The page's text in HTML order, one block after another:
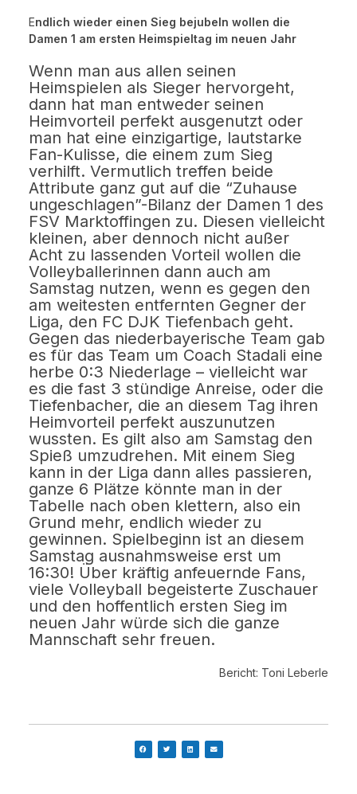
Endlich wieder einen Sieg bejubeln wollen die
Damen 1 am ersten Heimspieltag im neuen Jahr
Wenn man aus allen seinen
Heimspielen als Sieger hervorgeht,
dann hat man entweder seinen
Heimvorteil perfekt ausgenutzt oder
man hat eine einzigartige, lautstarke
Fan-Kulisse, die einem zum Sieg
verhilft. Vermutlich treffen beide
Attribute ganz gut auf die “Zuhause
ungeschlagen”-Bilanz der Damen 1 des
FSV Marktoffingen zu. Diesen vielleicht
kleinen, aber dennoch nicht außer
Acht zu lassenden Vorteil wollen die
Volleyballerinnen dann auch am
Samstag nutzen, wenn es gegen den
am weitesten entfernten Gegner der
Liga, den FC DJK Tiefenbach geht.
Gegen das niederbayerische Team gab
es für das Team um Coach Stadali eine
herbe 0:3 Niederlage – vielleicht war
es die fast 3 stündige Anreise, oder die
Tiefenbacher, die an diesem Tag ihren
Heimvorteil perfekt auszunutzen
wussten. Es gilt also am Samstag den
Spieß umzudrehen. Mit einem Sieg
kann in der Liga dann alles passieren,
ganze 6 Plätze könnte man in der
Tabelle nach oben klettern, also ein
Grund mehr, endlich wieder zu
gewinnen. Spielbeginn ist an diesem
Samstag ausnahmsweise erst um
16:30! Über kräftig anfeuernde Fans,
viele Volleyball begeisterte Zuschauer
und den hoffentlich ersten Sieg im
neuen Jahr würde sich die ganze
Mannschaft sehr freuen.
Bericht: Toni Leberle